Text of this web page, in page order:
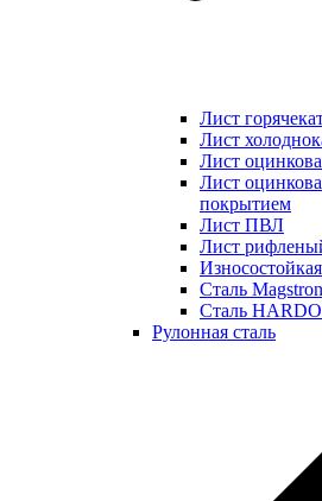
Лист
Лист
Лист
Лист
покрытием
Лист ПВЛ
Лист
Сталь
Сталь
Рулонная сталь